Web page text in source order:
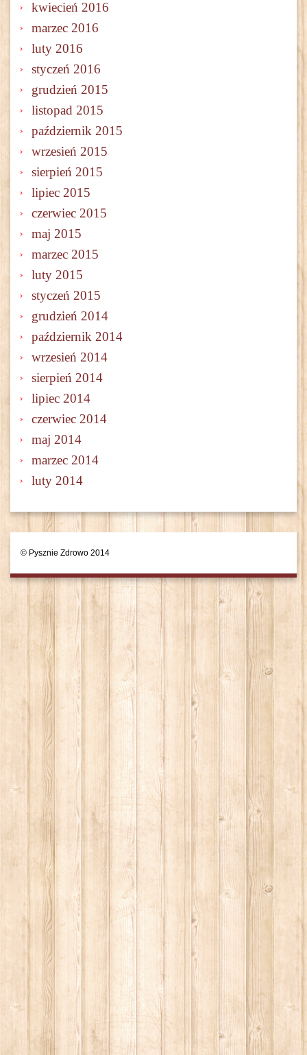
kwiecień 2016
marzec 2016
luty 2016
styczeń 2016
grudzień 2015
listopad 2015
październik 2015
wrzesień 2015
sierpień 2015
lipiec 2015
czerwiec 2015
maj 2015
marzec 2015
luty 2015
styczeń 2015
grudzień 2014
październik 2014
wrzesień 2014
sierpień 2014
lipiec 2014
czerwiec 2014
maj 2014
marzec 2014
luty 2014
© Pysznie Zdrowo 2014